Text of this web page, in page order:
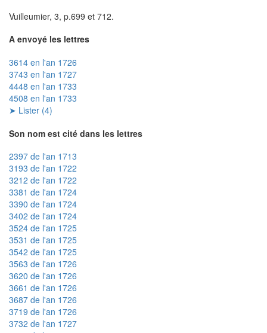
Vuilleumier, 3, p.699 et 712.
A envoyé les lettres
3614 en l'an 1726
3743 en l'an 1727
4448 en l'an 1733
4508 en l'an 1733
➤ Lister (4)
Son nom est cité dans les lettres
2397 de l'an 1713
3193 de l'an 1722
3212 de l'an 1722
3381 de l'an 1724
3390 de l'an 1724
3402 de l'an 1724
3524 de l'an 1725
3531 de l'an 1725
3542 de l'an 1725
3563 de l'an 1726
3620 de l'an 1726
3661 de l'an 1726
3687 de l'an 1726
3719 de l'an 1726
3732 de l'an 1727